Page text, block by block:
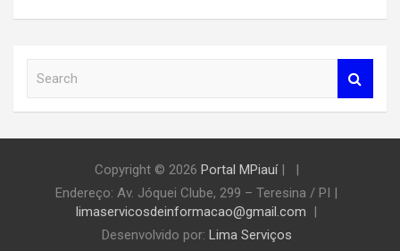
c
Copyright © 2026 Portal MPiauí|
Endereço: Av. Jóquei Clube, 299 – Teresina / PI |
limaservicosdeinformacao@gmail.com
Desenvolvido por: Lima Serviços